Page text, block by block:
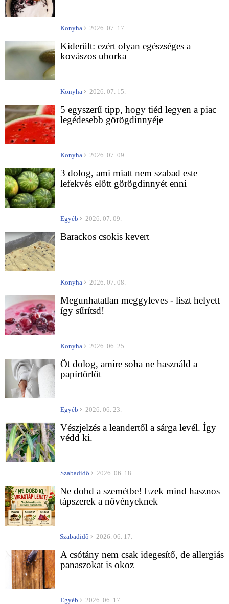
Konyha 2026. 07. 17.
Kiderült: ezért olyan egészséges a
kovászos uborka
Konyha 2026. 07. 15.
5 egyszerű tipp, hogy tiéd legyen a piac
legédesebb görögdinnyéje
Konyha 2026. 07. 09.
3 dolog, ami miatt nem szabad este
lefekvés előtt görögdinnyét enni
Egyéb 2026. 07. 09.
Barackos csokis kevert
Konyha 2026. 07. 08.
Megunhatatlan meggyleves - liszt helyett
így sűrítsd!
Konyha 2026. 06. 25.
Öt dolog, amire soha ne használd a
papírtörlőt
Egyéb 2026. 06. 23.
Vészjelzés a leandertől a sárga levél. Így
védd ki.
Szabadidő 2026. 06. 18.
Ne dobd a szemétbe! Ezek mind hasznos
tápszerek a növényeknek
Szabadidő 2026. 06. 17.
A csótány nem csak idegesítő, de allergiás
panaszokat is okoz
Egyéb 2026. 06. 17.